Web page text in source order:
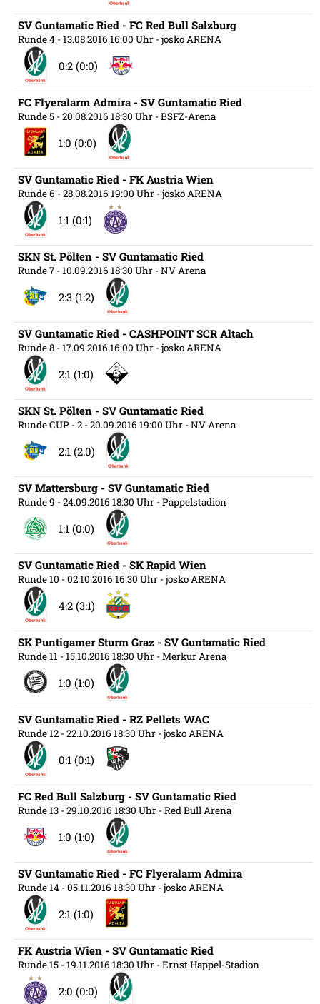
SV Guntamatic Ried - FC Red Bull Salzburg
Runde 4 - 13.08.2016 16:00 Uhr - josko ARENA
0:2 (0:0)
FC Flyeralarm Admira - SV Guntamatic Ried
Runde 5 - 20.08.2016 18:30 Uhr - BSFZ-Arena
1:0 (0:0)
SV Guntamatic Ried - FK Austria Wien
Runde 6 - 28.08.2016 19:00 Uhr - josko ARENA
1:1 (0:1)
SKN St. Pölten - SV Guntamatic Ried
Runde 7 - 10.09.2016 18:30 Uhr - NV Arena
2:3 (1:2)
SV Guntamatic Ried - CASHPOINT SCR Altach
Runde 8 - 17.09.2016 16:00 Uhr - josko ARENA
2:1 (1:0)
SKN St. Pölten - SV Guntamatic Ried
Runde CUP - 2 - 20.09.2016 19:00 Uhr - NV Arena
2:1 (2:0)
SV Mattersburg - SV Guntamatic Ried
Runde 9 - 24.09.2016 18:30 Uhr - Pappelstadion
1:1 (0:0)
SV Guntamatic Ried - SK Rapid Wien
Runde 10 - 02.10.2016 16:30 Uhr - josko ARENA
4:2 (3:1)
SK Puntigamer Sturm Graz - SV Guntamatic Ried
Runde 11 - 15.10.2016 18:30 Uhr - Merkur Arena
1:0 (1:0)
SV Guntamatic Ried - RZ Pellets WAC
Runde 12 - 22.10.2016 18:30 Uhr - josko ARENA
0:1 (0:1)
FC Red Bull Salzburg - SV Guntamatic Ried
Runde 13 - 29.10.2016 18:30 Uhr - Red Bull Arena
1:0 (1:0)
SV Guntamatic Ried - FC Flyeralarm Admira
Runde 14 - 05.11.2016 18:30 Uhr - josko ARENA
2:1 (1:0)
FK Austria Wien - SV Guntamatic Ried
Runde 15 - 19.11.2016 18:30 Uhr - Ernst Happel-Stadion
2:0 (0:0)